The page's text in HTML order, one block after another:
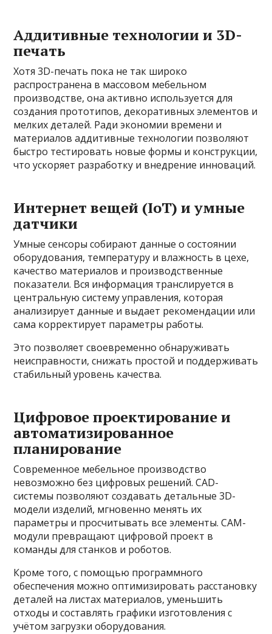
Аддитивные технологии и 3D-
печать
Хотя 3D-печать пока не так широко
распространена в массовом мебельном
производстве, она активно используется для
создания прототипов, декоративных элементов и
мелких деталей. Ради экономии времени и
материалов аддитивные технологии позволяют
быстро тестировать новые формы и конструкции,
что ускоряет разработку и внедрение инноваций.
Интернет вещей (IoT) и умные
датчики
Умные сенсоры собирают данные о состоянии
оборудования, температуру и влажность в цехе,
качество материалов и производственные
показатели. Вся информация транслируется в
центральную систему управления, которая
анализирует данные и выдает рекомендации или
сама корректирует параметры работы.
Это позволяет своевременно обнаруживать
неисправности, снижать простой и поддерживать
стабильный уровень качества.
Цифровое проектирование и
автоматизированное
планирование
Современное мебельное производство
невозможно без цифровых решений. CAD-
системы позволяют создавать детальные 3D-
модели изделий, мгновенно менять их
параметры и просчитывать все элементы. CAM-
модули превращают цифровой проект в
команды для станков и роботов.
Кроме того, с помощью программного
обеспечения можно оптимизировать расстановку
деталей на листах материалов, уменьшить
отходы и составлять графики изготовления с
учётом загрузки оборудования.